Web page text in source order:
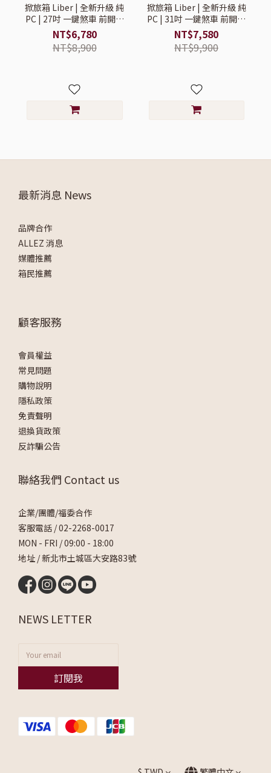
掀旅箱 Liber | 全新升級 純
PC | 27吋 一鍵煞車 前開式
行李箱【旅行箱/大行李箱/
硬殼行李箱】
NT$6,780
NT$8,900
掀旅箱 Liber | 全新升級 純
PC | 31吋 一鍵煞車 前開式
行李箱【旅行箱/大行李箱/
硬殼行李箱】
NT$7,580
NT$9,900
最新消息 News
品牌合作
ALLEZ 消息
媒體推薦
箱民推薦
顧客服務
會員權益
常見問題
購物說明
隱私政策
免責聲明
退換貨政策
反詐騙公告
聯絡我們 Contact us
企業/團體/福委合作
客服電話 /02-2268-0017
MON - FRI / 09:00 - 18:00
地址 / 新北市土城區大安路83號
NEWS LETTER
訂閱我